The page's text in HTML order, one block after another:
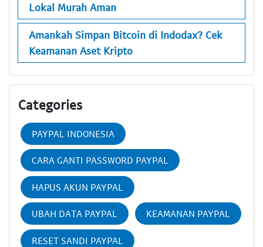
Lokal Murah Aman
Amankah Simpan Bitcoin di Indodax? Cek
Keamanan Aset Kripto
Categories
PAYPAL INDONESIA
CARA GANTI PASSWORD PAYPAL
HAPUS AKUN PAYPAL
UBAH DATA PAYPAL KEAMANAN PAYPAL
RESET SANDI PAYPAL